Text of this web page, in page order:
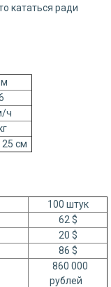
кататься ради
ч
25 см
100 штук
62 $
20 $
86 $
860 000
рублей